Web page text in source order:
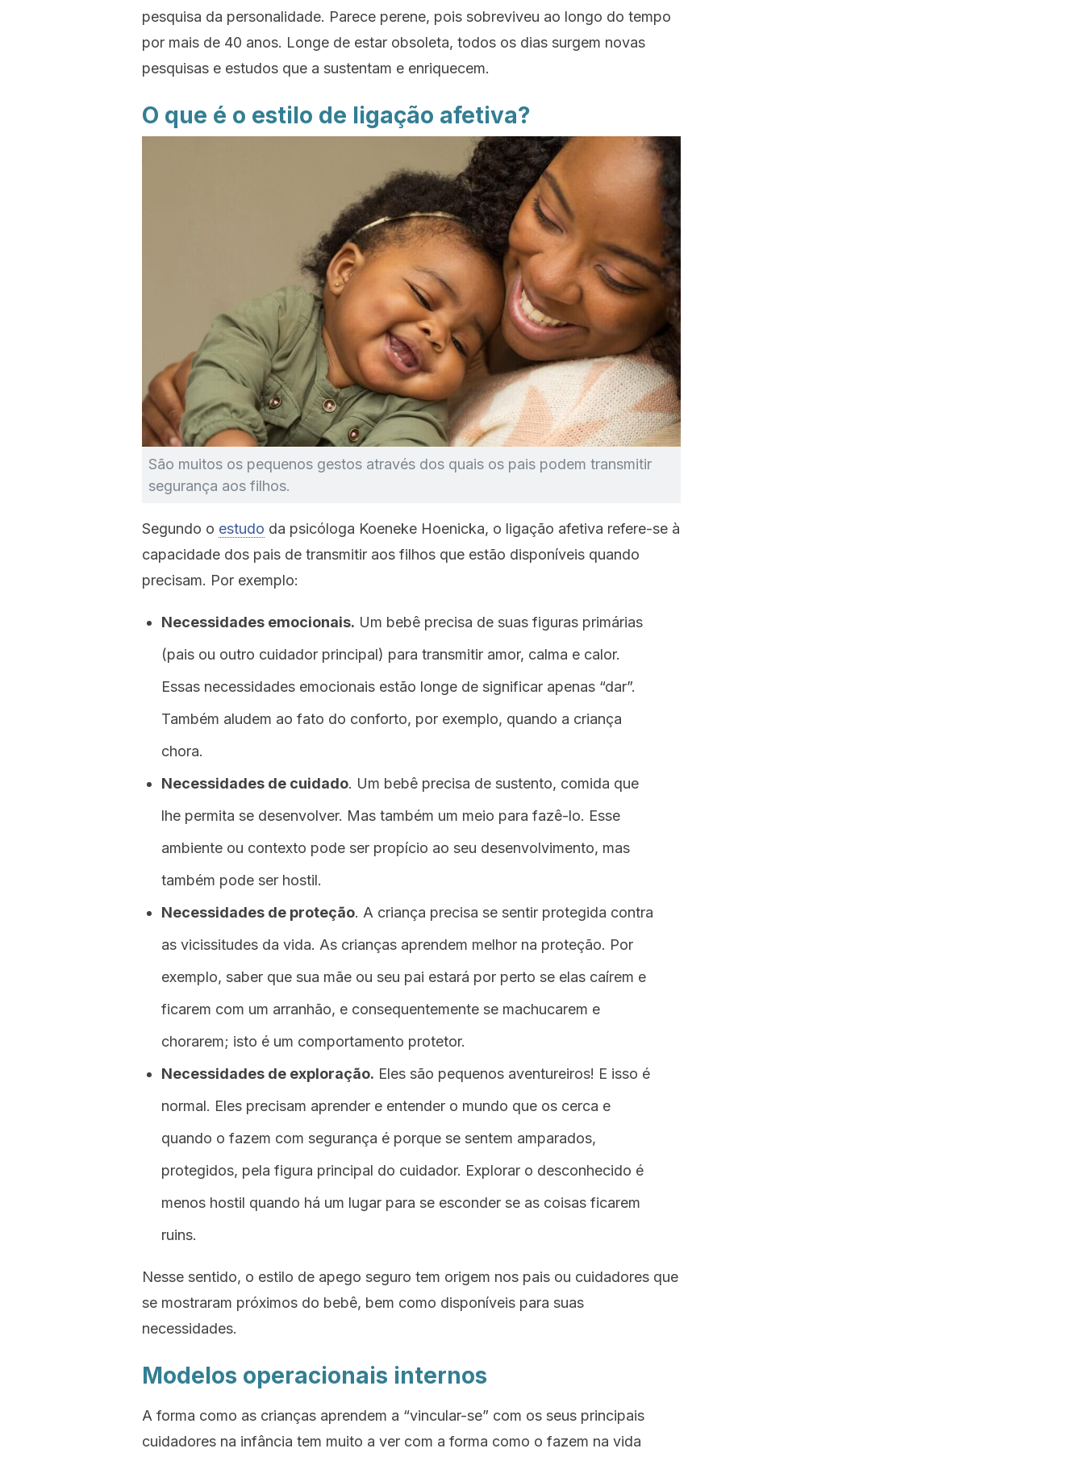
pesquisa da personalidade. Parece perene, pois sobreviveu ao longo do tempo
por mais de 40 anos. Longe de estar obsoleta, todos os dias surgem novas
pesquisas e estudos que a sustentam e enriquecem.
O que é o estilo de ligação afetiva?
São muitos os pequenos gestos através dos quais os pais podem transmitir
segurança aos filhos.
Segundo o estudo da psicóloga Koeneke Hoenicka, o ligação afetiva refere-se à
capacidade dos pais de transmitir aos filhos que estão disponíveis quando
precisam. Por exemplo:
Necessidades emocionais. Um bebê precisa de suas figuras primárias
(pais ou outro cuidador principal) para transmitir amor, calma e calor.
Essas necessidades emocionais estão longe de significar apenas “dar”.
Também aludem ao fato do conforto, por exemplo, quando a criança
chora.
Necessidades de cuidado. Um bebê precisa de sustento, comida que
lhe permita se desenvolver. Mas também um meio para fazê-lo. Esse
ambiente ou contexto pode ser propício ao seu desenvolvimento, mas
também pode ser hostil.
Necessidades de proteção. A criança precisa se sentir protegida contra
as vicissitudes da vida. As crianças aprendem melhor na proteção. Por
exemplo, saber que sua mãe ou seu pai estará por perto se elas caírem e
ficarem com um arranhão, e consequentemente se machucarem e
chorarem; isto é um comportamento protetor.
Necessidades de exploração. Eles são pequenos aventureiros! E isso é
normal. Eles precisam aprender e entender o mundo que os cerca e
quando o fazem com segurança é porque se sentem amparados,
protegidos, pela figura principal do cuidador. Explorar o desconhecido é
menos hostil quando há um lugar para se esconder se as coisas ficarem
ruins.
Nesse sentido, o estilo de apego seguro tem origem nos pais ou cuidadores que
se mostraram próximos do bebê, bem como disponíveis para suas
necessidades.
Modelos operacionais internos
A forma como as crianças aprendem a “vincular-se” com os seus principais
cuidadores na infância tem muito a ver com a forma como o fazem na vida